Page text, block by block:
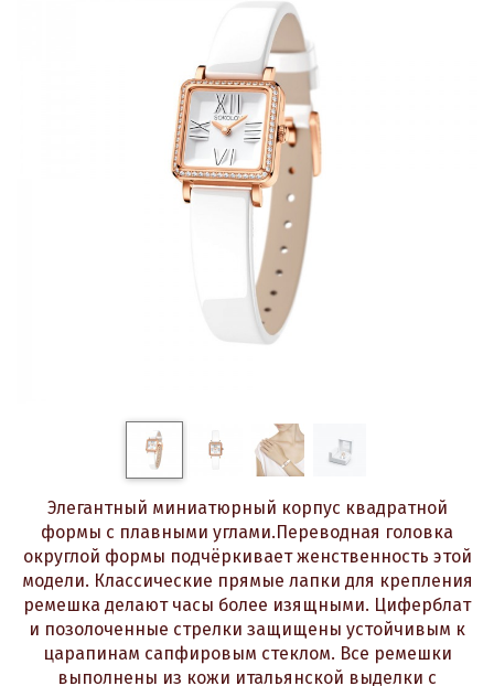
Элегантный миниатюрный корпус квадратной
формы с плавными углами.Переводная головка
округлой формы подчёркивает женственность этой
модели. Классические прямые лапки для крепления
ремешка делают часы более изящными. Циферблат
и позолоченные стрелки защищены устойчивым к
царапинам сапфировым стеклом. Все ремешки
выполнены из кожи итальянской выделки с